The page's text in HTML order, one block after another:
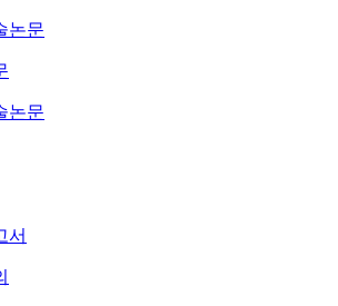
논문
논문
서